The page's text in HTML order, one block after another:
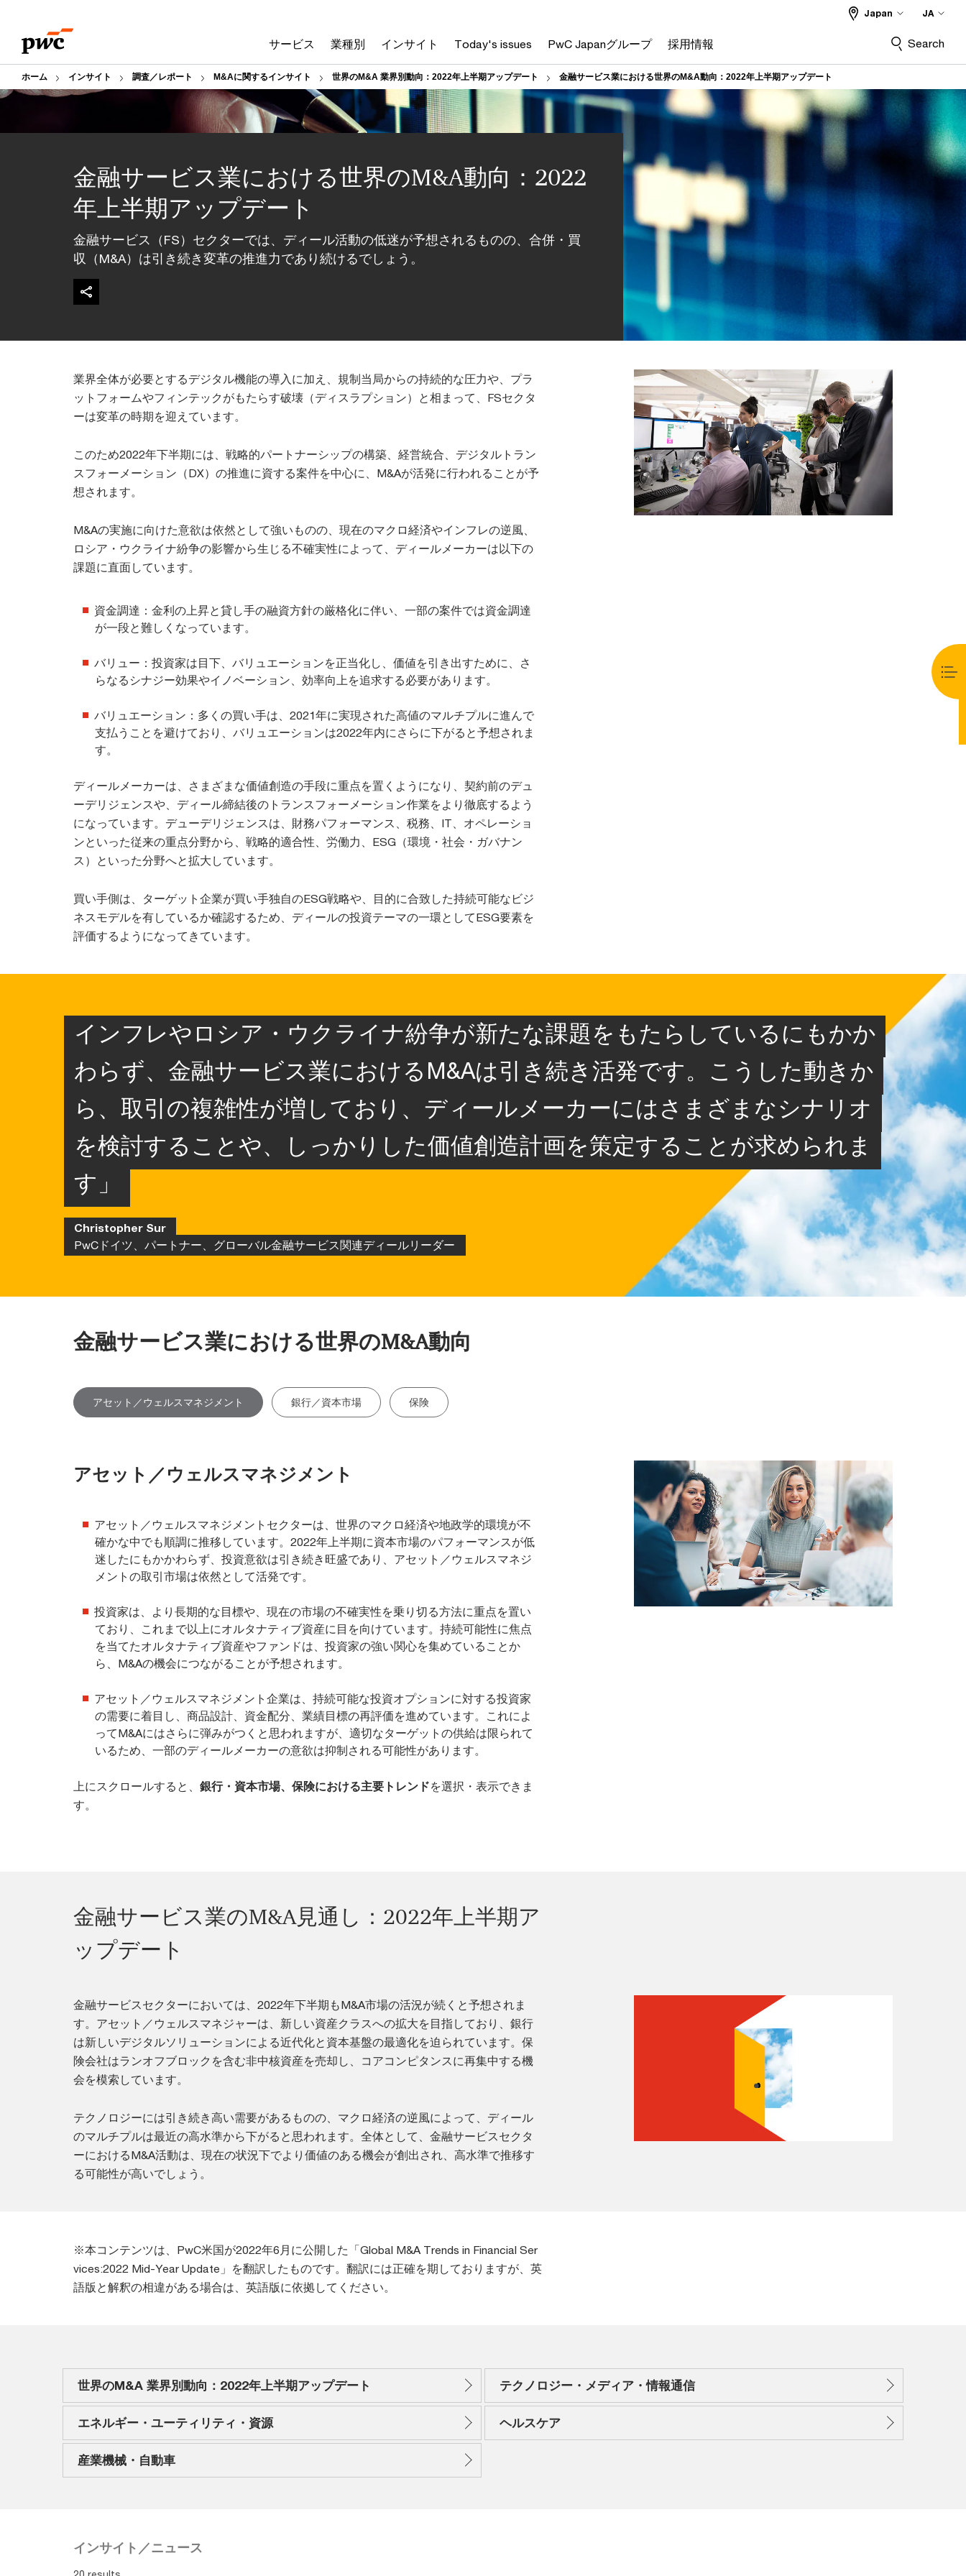
content
footer
サービス 業種別 インサイト Today's issues PwC Japanグループ 採用情報
Japan JA
Search
ホーム インサイト 調査／レポート M&Aに関するインサイト 世界のM&A 業界別動向：2022年上半期アップデート 金融サービス業における世界のM&A動向：2022年上半期アップデート
金融サービス業における世界のM&A動向：2022
年上半期アップデート
金融サービス（FS）セクターでは、ディール活動の低迷が予想されるものの、合併・買
収（M&A）は引き続き変革の推進力であり続けるでしょう。
業界全体が必要とするデジタル機能の導入に加え、規制当局からの持続的な圧力や、プラ
ットフォームやフィンテックがもたらす破壊（ディスラプション）と相まって、FSセクタ
ーは変革の時期を迎えています。
このため2022年下半期には、戦略的パートナーシップの構築、経営統合、デジタルトラン
スフォーメーション（DX）の推進に資する案件を中心に、M&Aが活発に行われることが予
想されます。
M&Aの実施に向けた意欲は依然として強いものの、現在のマクロ経済やインフレの逆風、
ロシア・ウクライナ紛争の影響から生じる不確実性によって、ディールメーカーは以下の
課題に直面しています。
資金調達：金利の上昇と貸し手の融資方針の厳格化に伴い、一部の案件では資金調達
が一段と難しくなっています。
バリュー：投資家は目下、バリュエーションを正当化し、価値を引き出すために、さ
らなるシナジー効果やイノベーション、効率向上を追求する必要があります。
バリュエーション：多くの買い手は、2021年に実現された高値のマルチプルに進んで
支払うことを避けており、バリュエーションは2022年内にさらに下がると予想されま
す。
ディールメーカーは、さまざまな価値創造の手段に重点を置くようになり、契約前のデュ
ーデリジェンスや、ディール締結後のトランスフォーメーション作業をより徹底するよう
になっています。デューデリジェンスは、財務パフォーマンス、税務、IT、オペレーショ
ンといった従来の重点分野から、戦略的適合性、労働力、ESG（環境・社会・ガバナン
ス）といった分野へと拡大しています。
買い手側は、ターゲット企業が買い手独自のESG戦略や、目的に合致した持続可能なビジ
ネスモデルを有しているか確認するため、ディールの投資テーマの一環としてESG要素を
評価するようになってきています。
インフレやロシア・ウクライナ紛争が新たな課題をもたらしているにもかか
わらず、金融サービス業におけるM&Aは引き続き活発です。こうした動きか
ら、取引の複雑性が増しており、ディールメーカーにはさまざまなシナリオ
を検討することや、しっかりした価値創造計画を策定することが求められま
す」
Christopher Sur
PwCドイツ、パートナー、グローバル金融サービス関連ディールリーダー
金融サービス業における世界のM&A動向
アセット／ウェルスマネジメント 銀行／資本市場 保険
アセット／ウェルスマネジメント
アセット／ウェルスマネジメントセクターは、世界のマクロ経済や地政学的環境が不
確かな中でも順調に推移しています。2022年上半期に資本市場のパフォーマンスが低
迷したにもかかわらず、投資意欲は引き続き旺盛であり、アセット／ウェルスマネジ
メントの取引市場は依然として活発です。
投資家は、より長期的な目標や、現在の市場の不確実性を乗り切る方法に重点を置い
ており、これまで以上にオルタナティブ資産に目を向けています。持続可能性に焦点
を当てたオルタナティブ資産やファンドは、投資家の強い関心を集めていることか
ら、M&Aの機会につながることが予想されます。
アセット／ウェルスマネジメント企業は、持続可能な投資オプションに対する投資家
の需要に着目し、商品設計、資金配分、業績目標の再評価を進めています。これによ
ってM&Aにはさらに弾みがつくと思われますが、適切なターゲットの供給は限られて
いるため、一部のディールメーカーの意欲は抑制される可能性があります。
上にスクロールすると、 銀行・資本市場、保険における主要トレンドを選択・表示できま
す。
金融サービス業のM&A見通し：2022年上半期ア
ップデート
金融サービスセクターにおいては、2022年下半期もM&A市場の活況が続くと予想されま
す。アセット／ウェルスマネジャーは、新しい資産クラスへの拡大を目指しており、銀行
は新しいデジタルソリューションによる近代化と資本基盤の最適化を迫られています。保
険会社はランオフブロックを含む非中核資産を売却し、コアコンピタンスに再集中する機
会を模索しています。
テクノロジーには引き続き高い需要があるものの、マクロ経済の逆風によって、ディール
のマルチプルは最近の高水準から下がると思われます。全体として、金融サービスセクタ
ーにおけるM&A活動は、現在の状況下でより価値のある機会が創出され、高水準で推移す
る可能性が高いでしょう。
※本コンテンツは、PwC米国が2022年6月に公開した「Global M&A Trends in Financial Ser
vices:2022 Mid-Year Update」を翻訳したものです。翻訳には正確を期しておりますが、英
語版と解釈の相違がある場合は、英語版に依拠してください。
世界のM&A 業界別動向：2022年上半期アップデート テクノロジー・メディア・情報通信
エネルギー・ユーティリティ・資源 ヘルスケア
産業機械・自動車
インサイト／ニュース